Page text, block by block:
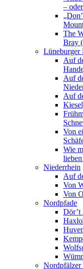
–
The
Bray
Lüneburger
Auf
Auf
Auf
Von
Wie
Niederrhein
Auf
Von
Von
Nordpfade
Dör’t
Nordpfälzer